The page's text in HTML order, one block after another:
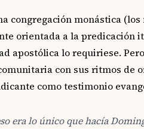
congregación monástica
orientada a la predicación
apostólica lo requiriese.
con sus ritmos de
como testimonio
era lo único que hacía